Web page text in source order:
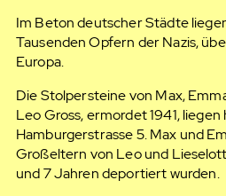
Im Beton deutscher Städte
Tausenden Opfern der Nazis,
Europa.
Die Stolpersteine von Max,
Leo Gross, ermordet 1941,
Hamburgerstrasse 5. Max und
Großeltern von Leo und
und 7 Jahren deportiert wurden.